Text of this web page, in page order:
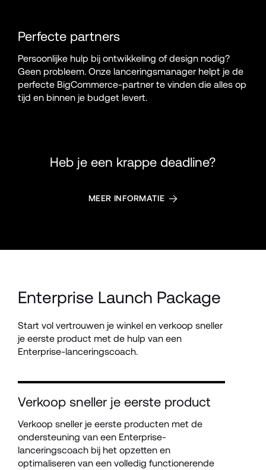
Perfecte partners
Persoonlijke hulp bij ontwikkeling of design nodig?
Geen probleem. Onze lanceringsmanager helpt je de
perfecte BigCommerce-partner te vinden die alles op
tijd en binnen je budget levert.
Heb je een krappe deadline?
MEER INFORMATIE
Enterprise Launch Package
Start vol vertrouwen je winkel en verkoop sneller
je eerste product met de hulp van een
Enterprise-lanceringscoach.
Verkoop sneller je eerste product
Verkoop sneller je eerste producten met de
ondersteuning van een Enterprise-
lanceringscoach bij het opzetten en
optimaliseren van een volledig functionerende